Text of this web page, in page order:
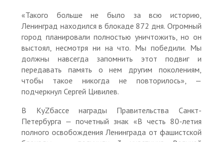
«Такого больше не было за всю историю,
Ленинград находился в блокаде 872 дня. Огромный
город планировали полностью уничтожить, но он
выстоял, несмотря ни на что. Мы победили. Мы
должны навсегда запомнить этот подвиг и
передавать память о нем другим поколениям,
чтобы такое никогда не повторилось», —
подчеркнул Сергей Цивилев.
В КуZбассе награды Правительства Санкт-
Петербурга — почетный знак «В честь 80-летия
полного освобождения Ленинграда от фашистской